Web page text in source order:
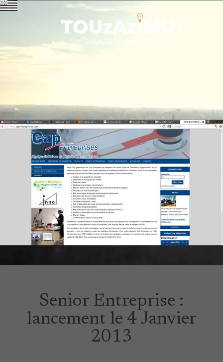
Senior Entreprise :
lancement le 4 Janvier
2013